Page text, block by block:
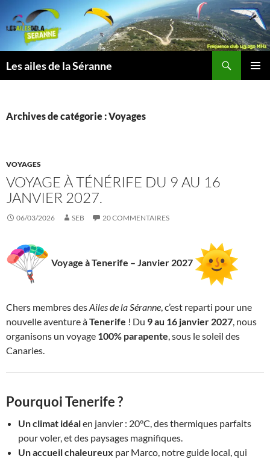
contenu
Les ailes de la Séranne
Archives de catégorie : Voyages
VOYAGES
VOYAGE À TÉNÉRIFE DU 9 AU 16
JANVIER 2027.
06/03/2026 SEB 20 COMMENTAIRES
Voyage à Tenerife – Janvier 2027
Chers membres desAiles de la Séranne, c’est reparti pour une
nouvelle aventure àTenerife ! Du 9 au 16 janvier 2027, nous
organisons un voyage 100% parapente, sous le soleil des
Canaries.
Pourquoi Tenerife ?
Un climat idéalen janvier : 20°C, des thermiques parfaits
pour voler, et des paysages magnifiques.
Un accueil chaleureux par Marco, notre guide local, qui